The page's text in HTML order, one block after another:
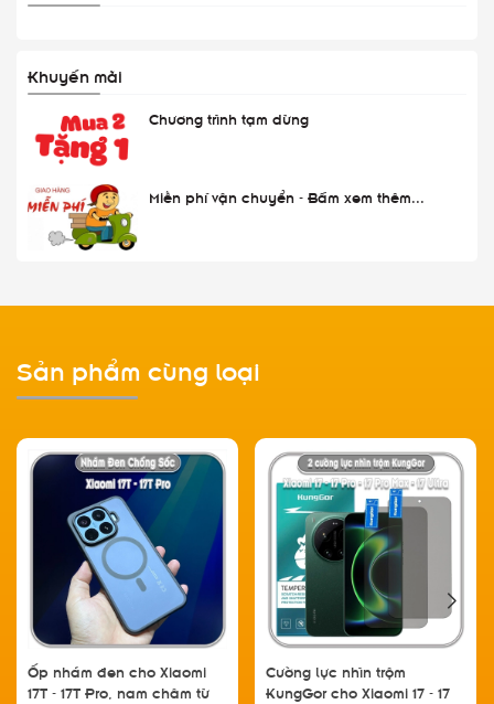
Khuyến mãi
Chương trình tạm dừng
Miễn phí vận chuyển - Bấm xem thêm...
Sản phẩm cùng loại
Ốp nhám đen cho Xiaomi
17T - 17T Pro, nam châm từ
Cường lực nhìn trộm
KungGor cho Xiaomi 17 - 17